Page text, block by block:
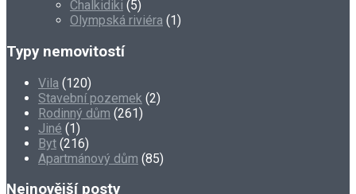
Chalkidiki (5)
Olympská riviéra (1)
Typy nemovitostí
Vila (120)
Stavební pozemek (2)
Rodinný dům (261)
Jiné (1)
Byt (216)
Apartmánový dům (85)
Nejnovější posty